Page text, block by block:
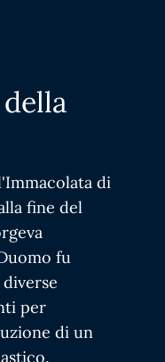
di
fine del
fu
per
di un